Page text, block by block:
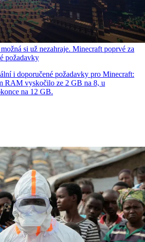
si už nezahraje. Minecraft poprvé za
požadavky
i doporučené požadavky pro Minecraft:
RAM vyskočilo ze 2 GB na 8, u
na 12 GB.